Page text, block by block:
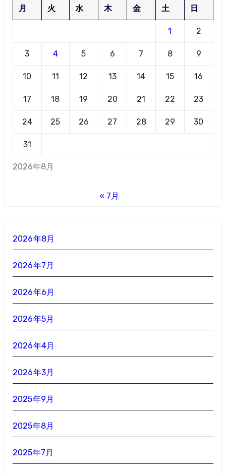
2026年8月
月 火 水 木 金 土 日
1 2
3 4 5 6 7 8 9
10 11 12 13 14 15 16
17 18 19 20 21 22 23
24 25 26 27 28 29 30
31
« 7月
2026年8月
2026年7月
2026年6月
2026年5月
2026年4月
2026年3月
2025年9月
2025年8月
2025年7月